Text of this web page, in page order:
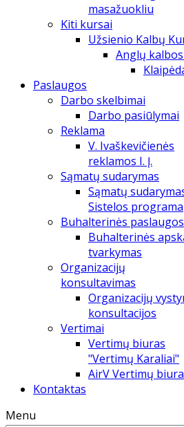
masažuokliu
Kiti kursai
Užsienio Kalbų
Anglų
Paslaugos
Darbo skelbimai
Darbo pasiūlymai
Reklama
V. Ivaškevičienės
reklamos I. Į.
Sąmatų sudarymas
Sąmatų
Sistelos programa
Buhalterinės paslaugos
Buhalterinės
tvarkymas
Organizacijų
konsultavimas
Organizacijų
konsultacijos
Vertimai
Vertimų biuras
"Vertimų Karaliai"
AirV Vertimų
Kontaktas
Menu